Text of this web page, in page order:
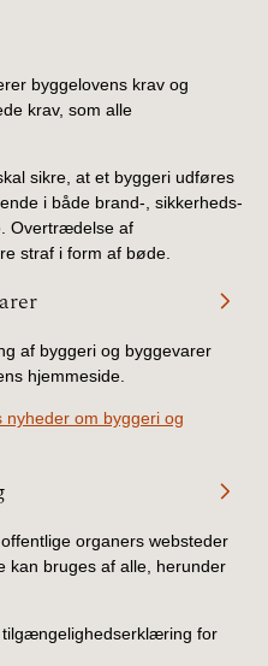
byggelovens krav og
krav, som alle
sikre, at et byggeri udføres
i både brand-, sikkerheds-
Overtrædelse af
straf i form af bøde.
af byggeri og byggevarer
hjemmeside.
nyheder om byggeri og
organers websteder
bruges af alle, herunder
tilgængelighedserklæring for